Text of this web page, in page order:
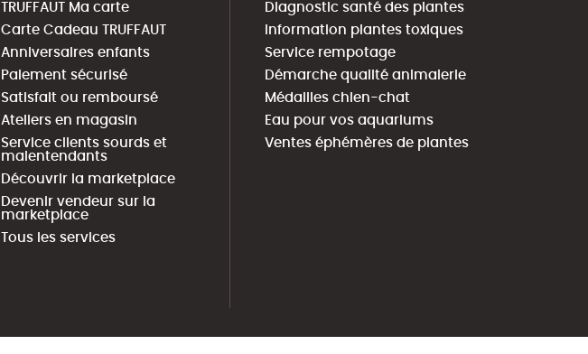
TRUFFAUT Ma carte
Carte Cadeau TRUFFAUT
Anniversaires enfants
Paiement sécurisé
Satisfait ou remboursé
Ateliers en magasin
Service clients sourds et
malentendants
Découvrir la marketplace
Devenir vendeur sur la
marketplace
Tous les services
Diagnostic santé des plantes
Information plantes toxiques
Service rempotage
Démarche qualité animalerie
Médailles chien-chat
Eau pour vos aquariums
Ventes éphémères de plantes